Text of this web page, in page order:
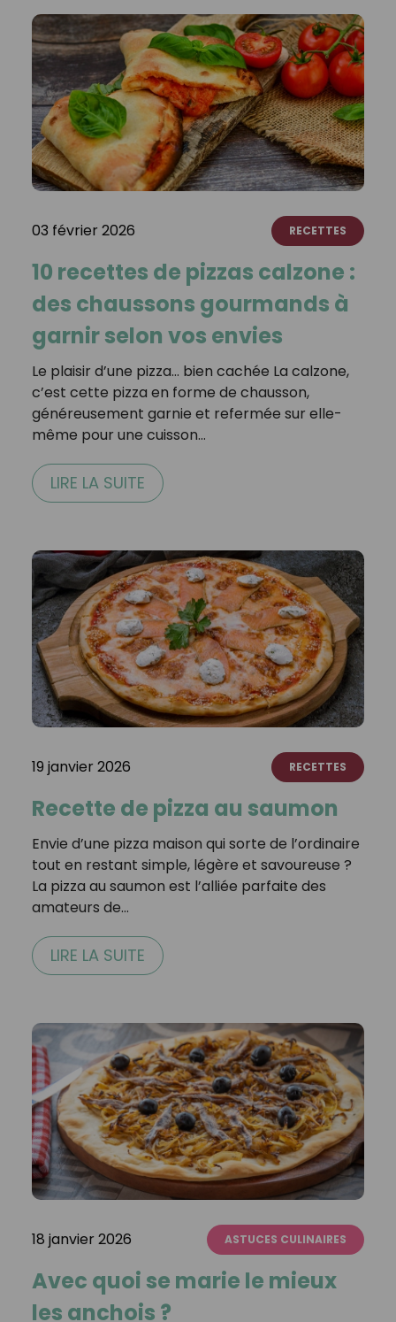
03 février 2026 RECETTES
10 recettes de pizzas calzone :
des chaussons gourmands à
garnir selon vos envies
Le plaisir d’une pizza… bien cachée La calzone,
c’est cette pizza en forme de chausson,
généreusement garnie et refermée sur elle-
même pour une cuisson…
LIRE LA SUITE
19 janvier 2026 RECETTES
Recette de pizza au saumon
Envie d’une pizza maison qui sorte de l’ordinaire
tout en restant simple, légère et savoureuse ?
La pizza au saumon est l’alliée parfaite des
amateurs de…
LIRE LA SUITE
18 janvier 2026 ASTUCES CULINAIRES
Avec quoi se marie le mieux
les anchois ?